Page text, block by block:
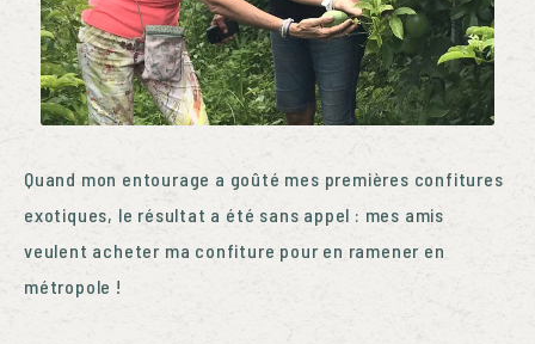
Quand mon entourage a goûté mes premières confitures
exotiques, le résultat a été sans appel : mes amis
veulent acheter ma confiture pour en ramener en
métropole !